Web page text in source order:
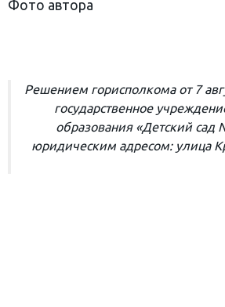
Фото автора
Решением горисполкома от 7
государственное
образования «Детский сад
юридическим адресом: улица